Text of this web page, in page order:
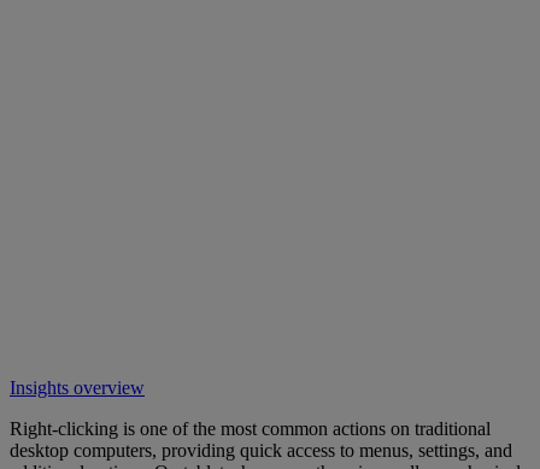
Insights overview
Right-clicking is one of the most common actions on traditional
desktop computers, providing quick access to menus, settings, and